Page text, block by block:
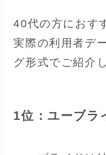
40代の方におす
実際の利用者デ
グ形式でご紹介
1位：ユーブラ